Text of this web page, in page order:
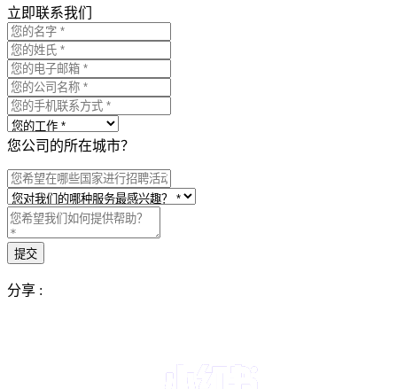
立即联系我们
您公司的所在城市？
分享 :